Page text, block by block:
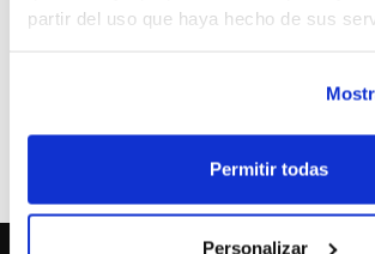
partir del uso que haya hecho de sus
Permitir todas
Personalizar
tanto en las Competiciones FEB como
licencias